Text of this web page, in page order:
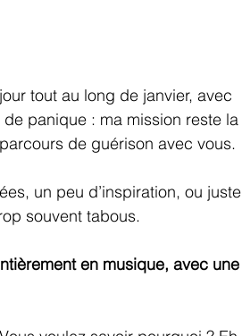
tout au long de janvier, avec
panique : ma mission reste la
de guérison avec vous.
un peu d’inspiration, ou juste
souvent tabous.
en musique, avec une